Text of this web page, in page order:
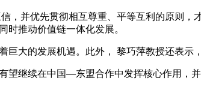
，并优先贯彻相互尊重、平等互利的原则
时推动价值链一体化发展。
大的发展机遇。此外， 黎巧萍教授还表示
继续在中国—东盟合作中发挥核心作用，